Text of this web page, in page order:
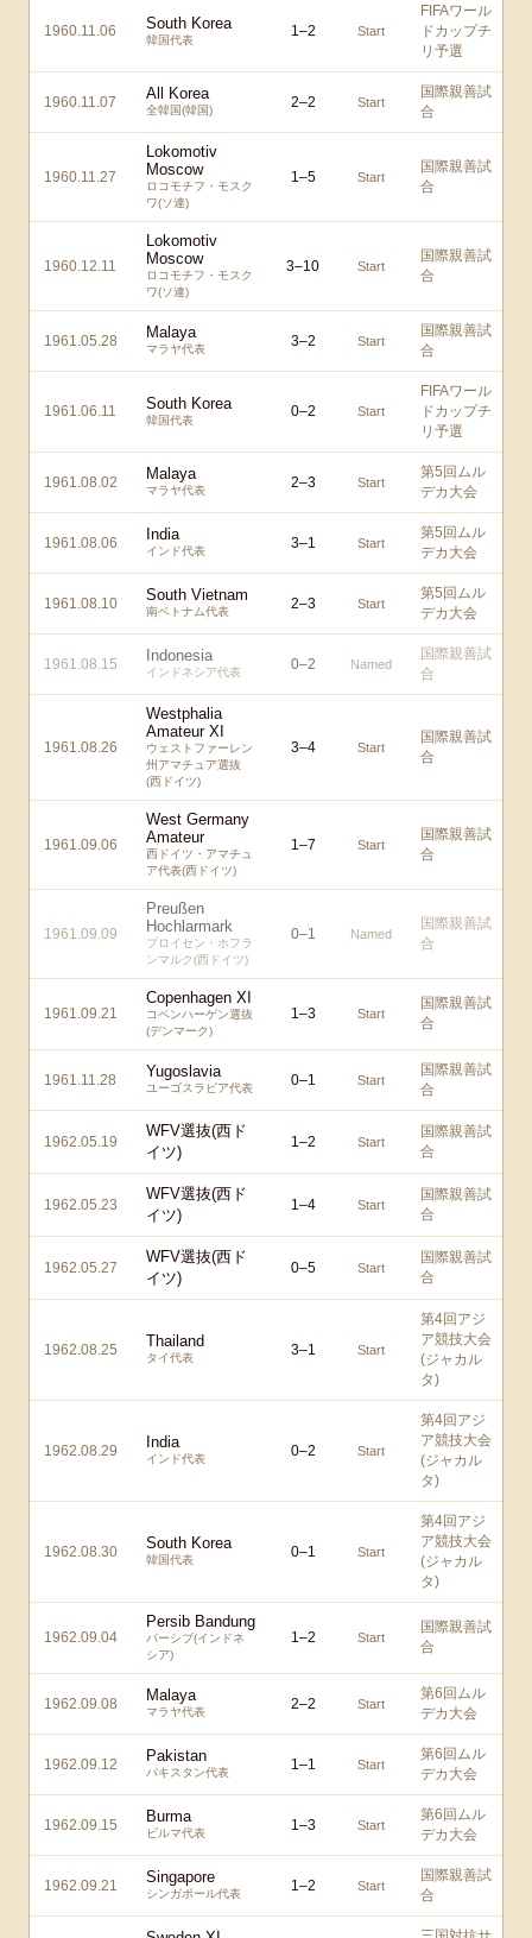
1960.11.06 South Korea
韓国代表
1–2 Start
FIFAワール
ドカップチ
リ予選
1960.11.07 All Korea
全韓国(韓国) 2–2 Start
国際親善試
合
1960.11.27
Lokomotiv
Moscow
ロコモチフ・モスク
ワ(ソ連)
1–5 Start
国際親善試
合
1960.12.11
Lokomotiv
Moscow
ロコモチフ・モスク
ワ(ソ連)
3–10 Start
国際親善試
合
1961.05.28 Malaya
マラヤ代表 3–2 Start
国際親善試
合
1961.06.11 South Korea
韓国代表
0–2 Start
FIFAワール
ドカップチ
リ予選
1961.08.02 Malaya
マラヤ代表 2–3 Start
第5回ムル
デカ大会
1961.08.06 India
インド代表 3–1 Start
第5回ムル
デカ大会
1961.08.10 South Vietnam
南ベトナム代表 2–3 Start
第5回ムル
デカ大会
1961.08.15 Indonesia
インドネシア代表 0–2 Named
国際親善試
合
1961.08.26
Westphalia
Amateur XI
ウェストファーレン
州アマチュア選抜
(西ドイツ)
3–4 Start
国際親善試
合
1961.09.06
West Germany
Amateur
西ドイツ・アマチュ
ア代表(西ドイツ)
1–7 Start
国際親善試
合
1961.09.09
Preußen
Hochlarmark
プロイセン・ホフラ
ンマルク(西ドイツ)
0–1 Named
国際親善試
合
1961.09.21
Copenhagen XI
コペンハーゲン選抜
(デンマーク)
1–3 Start
国際親善試
合
1961.11.28 Yugoslavia
ユーゴスラビア代表 0–1 Start
国際親善試
合
1962.05.19
WFV選抜(西ド
イツ)
1–2 Start
国際親善試
合
1962.05.23
WFV選抜(西ド
イツ)
1–4 Start
国際親善試
合
1962.05.27
WFV選抜(西ド
イツ)
0–5 Start
国際親善試
合
1962.08.25 Thailand
タイ代表 3–1 Start
第4回アジ
ア競技大会
(ジャカル
タ)
1962.08.29 India
インド代表 0–2 Start
第4回アジ
ア競技大会
(ジャカル
タ)
1962.08.30 South Korea
韓国代表 0–1 Start
第4回アジ
ア競技大会
(ジャカル
タ)
1962.09.04
Persib Bandung
パーシブ(インドネ
シア)
1–2 Start
国際親善試
合
1962.09.08 Malaya
マラヤ代表 2–2 Start
第6回ムル
デカ大会
1962.09.12 Pakistan
パキスタン代表 1–1 Start
第6回ムル
デカ大会
1962.09.15 Burma
ビルマ代表 1–3 Start
第6回ムル
デカ大会
1962.09.21 Singapore
シンガポール代表 1–2 Start
国際親善試
合